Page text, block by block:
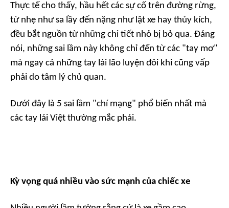
Thực tế cho thấy, hầu hết các sự cố trên đường rừng,
từ nhẹ như sa lầy đến nặng như lật xe hay thủy kích,
đều bắt nguồn từ những chi tiết nhỏ bị bỏ qua. Đáng
nói, những sai lầm này không chỉ đến từ các "tay mơ"
mà ngay cả những tay lái lão luyện đôi khi cũng vấp
phải do tâm lý chủ quan.
Dưới đây là 5 sai lầm "chí mạng" phổ biến nhất mà
các tay lái Việt thường mắc phải.
Kỳ vọng quá nhiều vào sức mạnh của chiếc xe